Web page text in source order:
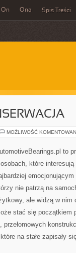
On Ona Spis Treści
MOŻLIWOŚĆ
to
które
nie patrzą na
ale widzą w nim
stać się początkiem
na stałe zapisały